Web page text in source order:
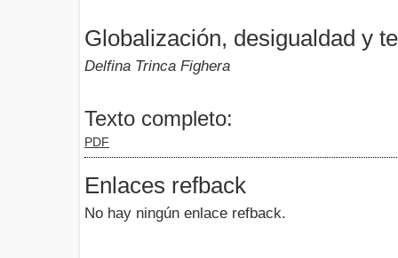
Globalización, desigualdad y
Delfina Trinca Fighera
Texto completo:
PDF
Enlaces refback
No hay ningún enlace refback.